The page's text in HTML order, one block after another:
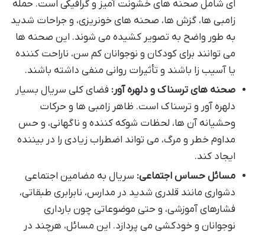
ای شامل صحنه های خشونت آمیز و گرافیکی است. حمله
زامبی ها، گزش ها، صحنه های خونریزی، و جراحات شدید
به طور واضح به تصویر کشیده می شوند. این صحنه ها
می توانند برای کودکان و نوجوانان کم سن، ناراحت کننده
یا آسیب زا باشند و تأثیرات روانی منفی داشته باشند.
صحنه های ترسناک و دلهره آور: فضای کلی سریال بسیار
دلهره آور و ترسناک است. ظاهر زامبی ها و حرکات
وحشیانه آن ها، لحظات شوکه کننده و ناگهانی، و حس
مداوم خطر و مرگ، می تواند اضطراب زیادی را در بیننده
ایجاد کند.
مسائل حساس اجتماعی: سریال به مضامین اجتماعی
دشواری مانند قلدری شدید در مدارس، نابرابری طبقاتی،
فشارهای آموزشی، و حتی موضوعاتی چون بارداری
نوجوانان و خودکشی می پردازد. این مسائل، هرچند در